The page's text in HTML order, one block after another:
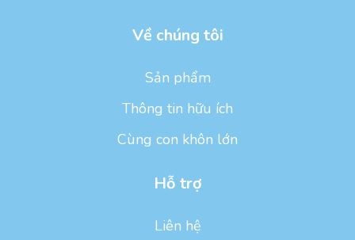
Về chúng tôi
Sản phẩm
Thông tin hữu ích
Cùng con khôn lớn
Hỗ trợ
Liên hệ